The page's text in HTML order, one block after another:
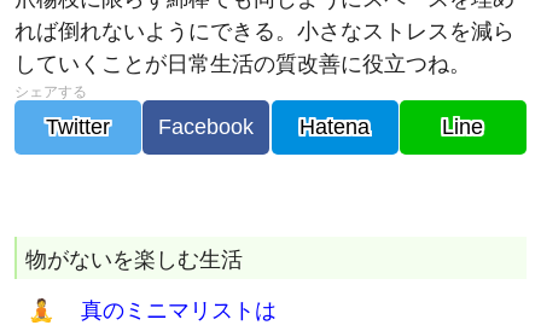
していくことが日常生活の質改善に役立つね。